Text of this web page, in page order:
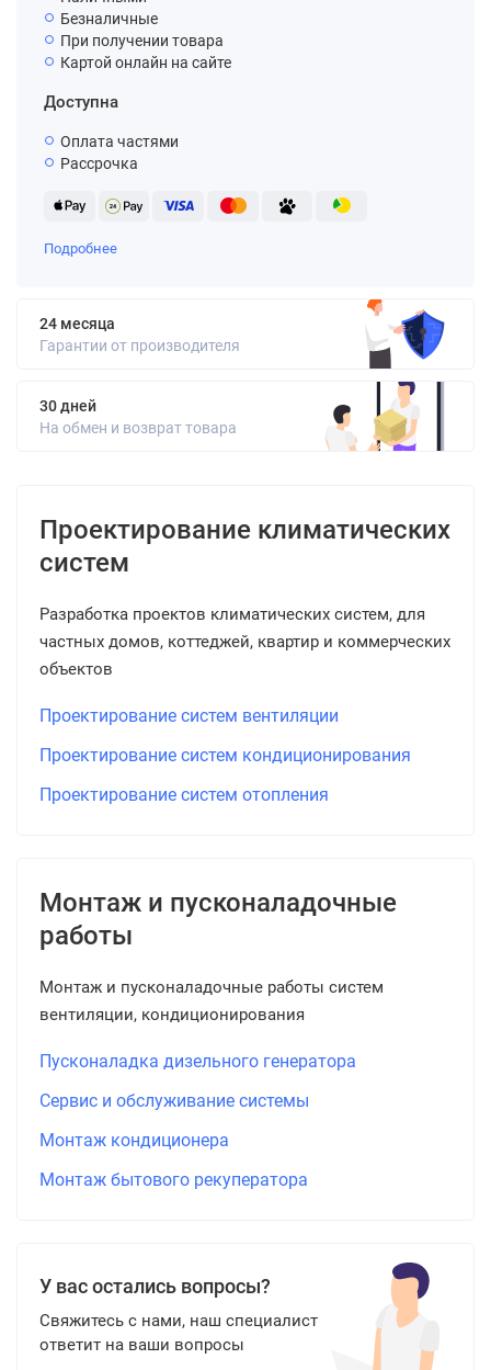
Безналичные
При получении товара
Картой онлайн на сайте
Доступна
Оплата частями
Рассрочка
Подробнее
24 месяца
Гарантии от производителя
30 дней
На обмен и возврат товара
Проектирование климатических
систем
Разработка проектов климатических систем, для
частных домов, коттеджей, квартир и коммерческих
объектов
Проектирование систем вентиляции
Проектирование систем кондиционирования
Проектирование систем отопления
Монтаж и пусконаладочные
работы
Монтаж и пусконаладочные работы систем
вентиляции, кондиционирования
Пусконаладка дизельного генератора
Сервис и обслуживание системы
Монтаж кондиционера
Монтаж бытового рекуператора
У вас остались вопросы?
Свяжитесь с нами, наш специалист
ответит на ваши вопросы